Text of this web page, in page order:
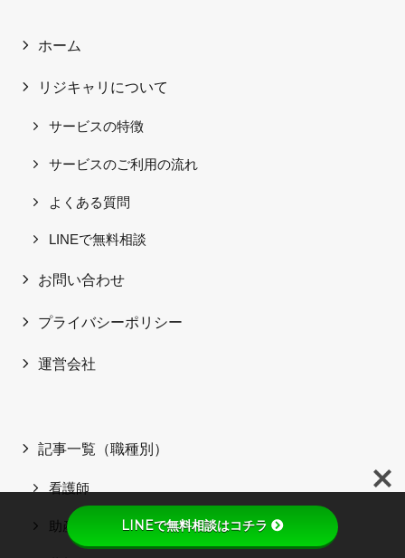
ホーム
リジキャリについて
サービスの特徴
サービスのご利用の流れ
よくある質問
LINEで無料相談
お問い合わせ
プライバシーポリシー
運営会社
記事一覧（職種別）
看護師
助産師 LINEで無料相談はコチラ